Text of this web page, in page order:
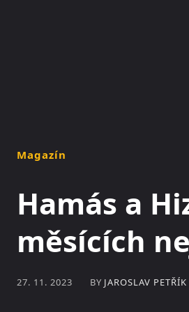
Magazín
Hamás a
měsících
27. 11. 2023 BY JAROSLAV PETŘÍK